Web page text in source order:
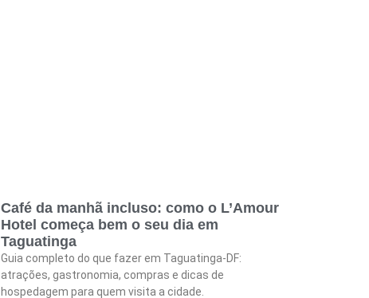
Café da manhã incluso: como o L’Amour
Hotel começa bem o seu dia em
Taguatinga
Guia completo do que fazer em Taguatinga-DF:
atrações, gastronomia, compras e dicas de
hospedagem para quem visita a cidade.